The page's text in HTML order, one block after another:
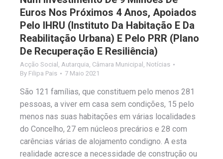
Euros Nos Próximos 4 Anos, Apoiados
Pelo IHRU (Instituto Da Habitação E Da
Reabilitação Urbana) E Pelo PRR (Plano
De Recuperação E Resiliência)
Acção Social Autarquia Câmara Municipal Notícias
By Filipa Pais 7 Maio 2021
São 121 famílias, que constituem pelo menos 281
pessoas, a viver em casa sem condições, 15 pelo
menos nas suas habitações em várias localidades
do Concelho, 27 em núcleos precários e 28 com
carências várias de alojamento condigno. A esta
realidade acresce a necessidade de construção ou